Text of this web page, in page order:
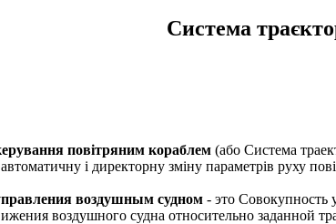
Система
повітряним кораблем (або Система
і директорну зміну параметрів руху
воздушным судном - это Совокупность
воздушного судна относительно заданной